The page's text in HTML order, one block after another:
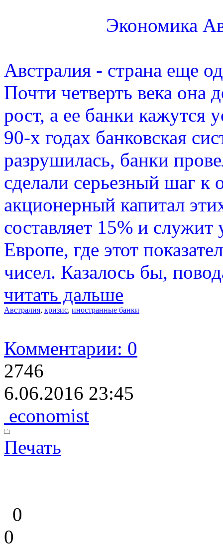
Экономика
Австралия - страна еще
Почти четверть века она
рост, а ее банки кажутся
90-х годах банковская
разрушилась, банки
сделали серьезный шаг к
акционерный капитал
составляет 15% и
Европе, где этот
чисел. Казалось бы,
читать дальше
Австралия, кризис, иностранные банки
Комментарии: 0
2746
6.06.2016 23:45
economist
Печать
0
0